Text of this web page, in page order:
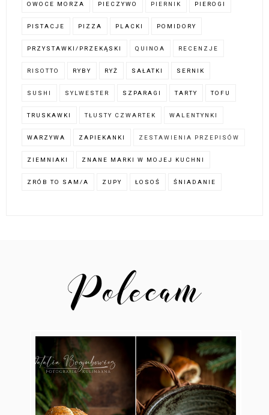
OWOCE MORZA PIECZYWO PIERNIK PIEROGI
PISTACJE PIZZA PLACKI POMIDORY
PRZYSTAWKI/PRZEKĄSKI QUINOA RECENZJE
RISOTTO RYBY RYŻ SAŁATKI SERNIK
SUSHI SYLWESTER SZPARAGI TARTY TOFU
TRUSKAWKI TŁUSTY CZWARTEK WALENTYNKI
WARZYWA ZAPIEKANKI ZESTAWIENIA PRZEPISÓW
ZIEMNIAKI ZNANE MARKI W MOJEJ KUCHNI
ZRÓB TO SAM/A ZUPY ŁOSOŚ ŚNIADANIE